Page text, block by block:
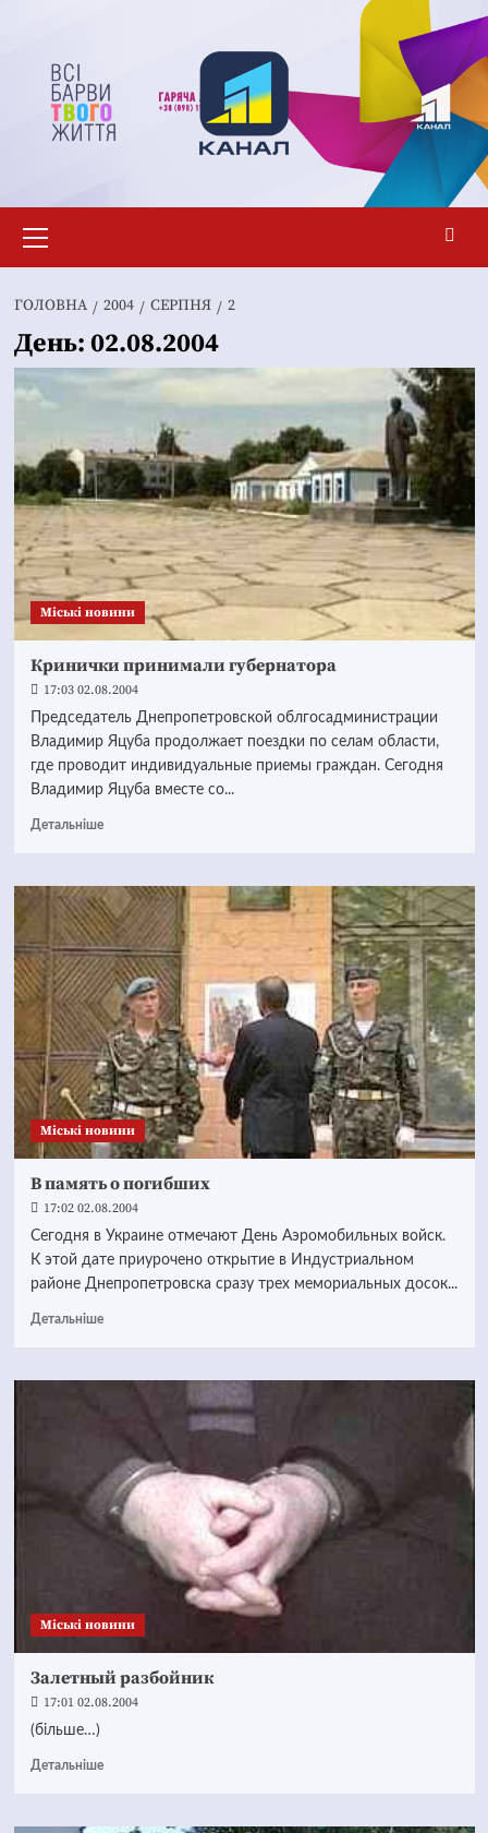
вмісту
меню
ГОЛОВНА 2004 СЕРПНЯ 2
День: 02.08.2004
Mіські новини
Кринички принимали губернатора
17:03 02.08.2004
Председатель Днепропетровской облгосадминистрации
Владимир Яцуба продолжает поездки по селам области,
где проводит индивидуальные приемы граждан. Сегодня
Владимир Яцуба вместе со...
Детальніше
Mіські новини
В память о погибших
17:02 02.08.2004
Сегодня в Украине отмечают День Аэромобильных войск.
К этой дате приурочено открытие в Индустриальном
районе Днепропетровска сразу трех мемориальных досок...
Детальніше
Mіські новини
Залетный разбойник
17:01 02.08.2004
(більше…)
Детальніше